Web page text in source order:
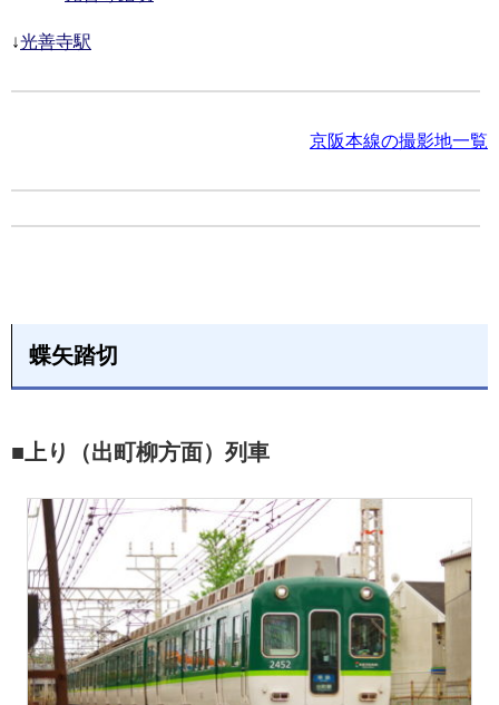
↓光善寺駅
京阪本線の撮影地一覧
蝶矢踏切
■上り（出町柳方面）列車